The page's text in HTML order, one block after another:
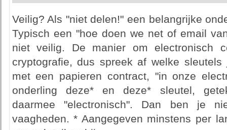
Veilig? Als "niet delen!" een belangrijke
Typisch een "hoe doen we net of email
niet veilig. De manier om electronisch
cryptografie, dus spreek af welke
met een papieren contract, "in onze
onderling deze* en deze* sleutel,
daarmee "electronisch". Dan ben je
vaagheden. * Aangegeven minstens per